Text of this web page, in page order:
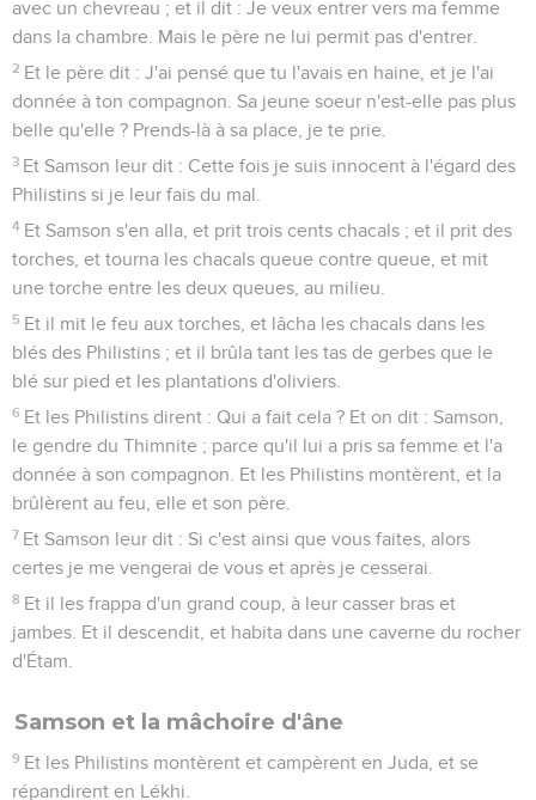
avec un chevreau ; et il dit : Je veux entrer vers ma femme
dans la chambre. Mais le père ne lui permit pas d'entrer.
2 Et le père dit : J'ai pensé que tu l'avais en haine, et je l'ai
donnée à ton compagnon. Sa jeune soeur n'est-elle pas plus
belle qu'elle ? Prends-là à sa place, je te prie.
3 Et Samson leur dit : Cette fois je suis innocent à l'égard des
Philistins si je leur fais du mal.
4 Et Samson s'en alla, et prit trois cents chacals ; et il prit des
torches, et tourna les chacals queue contre queue, et mit
une torche entre les deux queues, au milieu.
5 Et il mit le feu aux torches, et lâcha les chacals dans les
blés des Philistins ; et il brûla tant les tas de gerbes que le
blé sur pied et les plantations d'oliviers.
6 Et les Philistins dirent : Qui a fait cela ? Et on dit : Samson,
le gendre du Thimnite ; parce qu'il lui a pris sa femme et l'a
donnée à son compagnon. Et les Philistins montèrent, et la
brûlèrent au feu, elle et son père.
7 Et Samson leur dit : Si c'est ainsi que vous faites, alors
certes je me vengerai de vous et après je cesserai.
8 Et il les frappa d'un grand coup, à leur casser bras et
jambes. Et il descendit, et habita dans une caverne du rocher
d'Étam.
Samson et la mâchoire d'âne
9 Et les Philistins montèrent et campèrent en Juda, et se
répandirent en Lékhi.